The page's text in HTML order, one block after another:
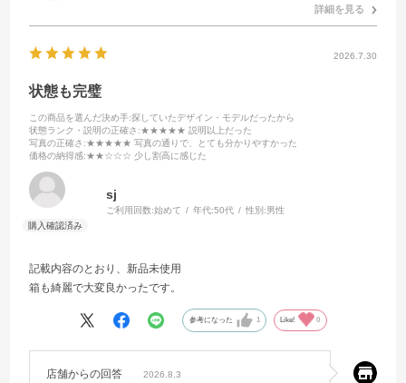
詳細を見る
2026.7.30
状態も完璧
この商品を選んだ決め手:探していたデザイン・モデルだったから
状態ランク・説明の正確さ :★★★★★ 説明以上だった
写真の正確さ :★★★★★ 写真の通りで、とても分かりやすかった
価格の納得感:★★☆☆☆ 少し割高に感じた
sj
ご利用回数:始めて 年代:50代 性別:男性
記載内容のとおり、新品未使用
箱も綺麗で大変良かったです。
参考になった 1 Like! 0
店舗からの回答 2026.8.3